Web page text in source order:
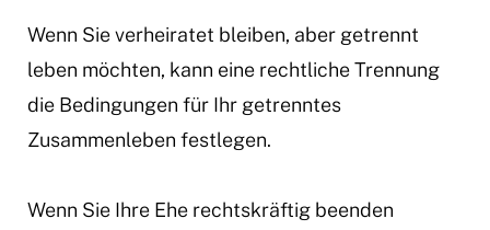
Wenn Sie verheiratet bleiben, aber getrennt
leben möchten, kann eine rechtliche Trennung
die Bedingungen für Ihr getrenntes
Zusammenleben festlegen.
Wenn Sie Ihre Ehe rechtskräftig beenden